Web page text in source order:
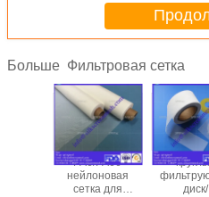
Больше Фильтровая сетка
PA6/PA66
нейлоновая
сетка для
диск/